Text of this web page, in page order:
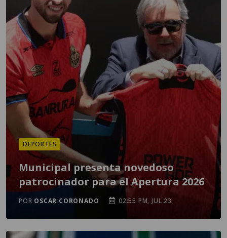
DEPORTES
Municipal presenta novedoso
patrocinador para el Apertura 2026
POR OSCAR CORONADO 02:55 PM, JUL 23